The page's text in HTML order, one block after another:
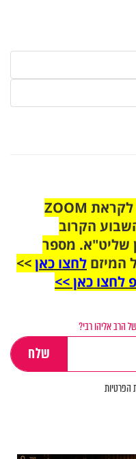
הצטרפו לקבוצת הוואטסאפ לקראת ZOOM
הקרוב
שליט"א. מספר
המיזם לחצו כאן>>
לחצו כאן >>
הרב אליהו רבי?
הפרטיות